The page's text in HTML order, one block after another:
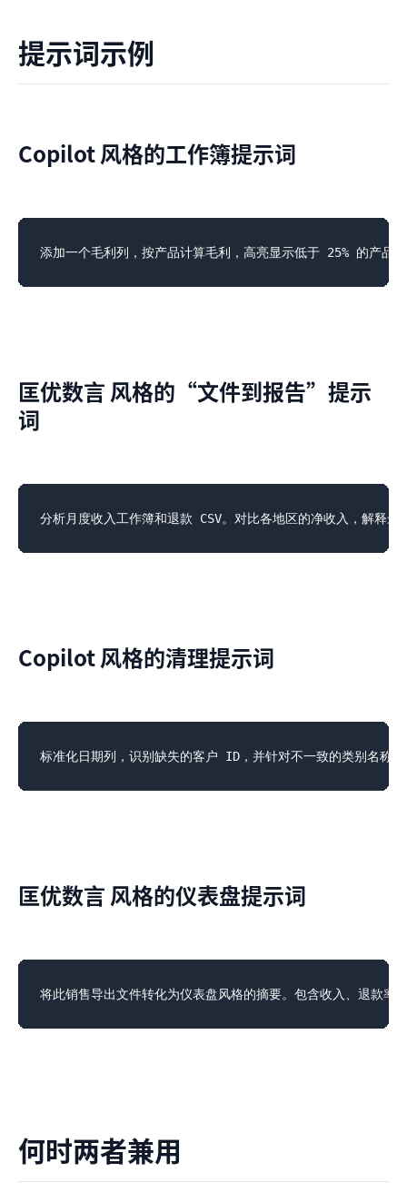
提示词示例
Copilot 风格的工作簿提示词
匡优数言 风格的“文件到报告”提示
词
Copilot 风格的清理提示词
匡优数言 风格的仪表盘提示词
何时两者兼用